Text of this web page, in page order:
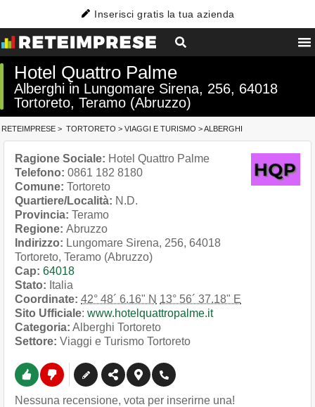
Inserisci gratis la tua azienda
Hotel Quattro Palme
Alberghi in Lungomare Sirena, 256, 64018
Tortoreto, Teramo (Abruzzo)
RETEIMPRESE > TORTORETO > VIAGGI E TURISMO >ALBERGHI
Ragione Sociale: Hotel Quattro Palme
Telefono: 0861 182 8180
Comune: Tortoreto
Quartiere/Località: N.D.
Provincia: Teramo
Regione: Abruzzo
Indirizzo: Lungomare Sirena, 256, 64018
Tortoreto, Teramo (Abruzzo)
Cap: 64018
Stato: Italia
Coordinate: 42° 48´ 6.16" N 13° 56´ 37.18" E
Sito Ufficiale: www.hotelquattropalme.it
Categoria: Alberghi Tortoreto
Settore: Viaggi e Turismo Tortoreto
Nessuna recensione, vota per inserirne una!